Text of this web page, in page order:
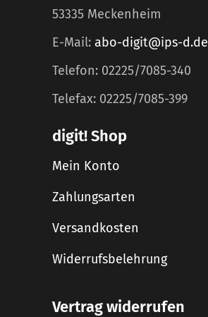
53335 Meckenheim
E-Mail: abo-digit@ips-d.de
Telefon: 02225/7085-340
Telefax: 02225/7085-399
digit! Shop
Mein Konto
Zahlungsarten
Versandkosten
Widerrufsbelehrung
Vertrag widerrufen